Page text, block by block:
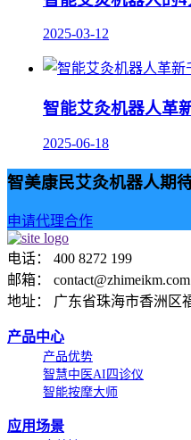
2025-03-12
智能艾灸机器人革
2025-06-18
智美康民艾灸机器人期
申请代理合作
电话： 400 8272 199
邮箱： contact@zhimeikm.com
地址： 广东省珠海市香洲区
产品中心
产品优势
智慧中医AI四诊仪
智能按摩大师
应用场景